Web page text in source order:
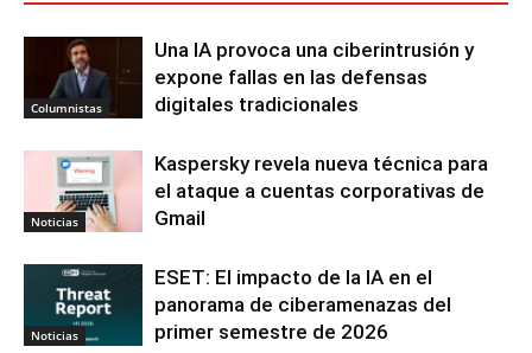
Columnistas
Una IA provoca una ciberintrusión y
expone fallas en las defensas
digitales tradicionales
Noticias
Kaspersky revela nueva técnica para
el ataque a cuentas corporativas de
Gmail
Noticias
ESET: El impacto de la IA en el
panorama de ciberamenazas del
primer semestre de 2026